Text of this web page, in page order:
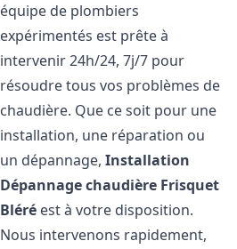
équipe de plombiers
expérimentés est prête à
intervenir 24h/24, 7j/7 pour
résoudre tous vos problèmes de
chaudière. Que ce soit pour une
installation, une réparation ou
un dépannage,Installation
Dépannage chaudière Frisquet
Bléré est à votre disposition.
Nous intervenons rapidement,